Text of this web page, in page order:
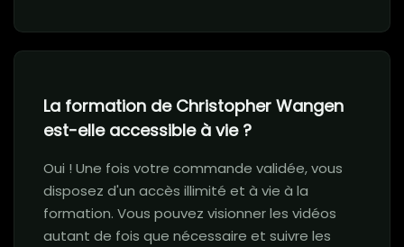
La formation de Christopher Wangen
est-elle accessible à vie ?
Oui ! Une fois votre commande validée, vous
disposez d'un accès illimité et à vie à la
formation. Vous pouvez visionner les vidéos
autant de fois que nécessaire et suivre les